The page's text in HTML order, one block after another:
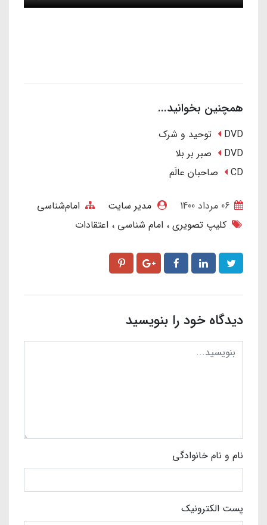
همچنین بخوانید...
DVD توحید و شرک
DVD صبر بر بلا
CD صاحبان عالَم
مدیر سایت
امام‌شناسی
کلیپ تصویری
امام شناسی اعتقادات
دیدگاه خود را بنویسید
نام و نام خانوادگی
پست الکترونیک